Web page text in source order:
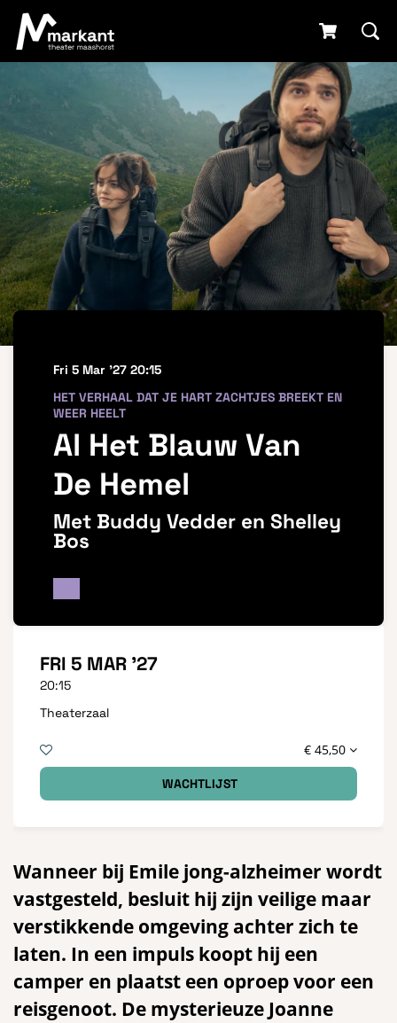
Al Het Blauw Van
De Hemel
Met Buddy Vedder en Shelley
Bos
HET VERHAAL DAT JE HART ZACHTJES BREEKT EN
WEER HEELT
Fri 5 Mar '27 20:15
FRI 5 MAR '27
20:15
Theaterzaal
€ 45,50
WACHTLIJST
Wanneer bij Emile jong-alzheimer wordt
vastgesteld, besluit hij zijn veilige maar
verstikkende omgeving achter zich te
laten. In een impuls koopt hij een
camper en plaatst een oproep voor een
reisgenoot. De mysterieuze Joanne